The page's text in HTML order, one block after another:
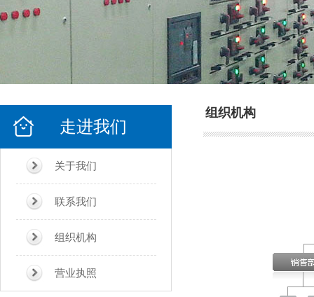
走进我们
关于我们
联系我们
组织机构
营业执照
组织机构